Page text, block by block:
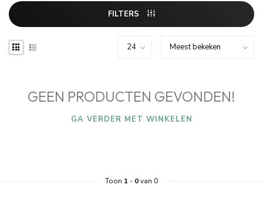
FILTERS
GEEN PRODUCTEN GEVONDEN!
GA VERDER MET WINKELEN
Toon 1 - 0van 0